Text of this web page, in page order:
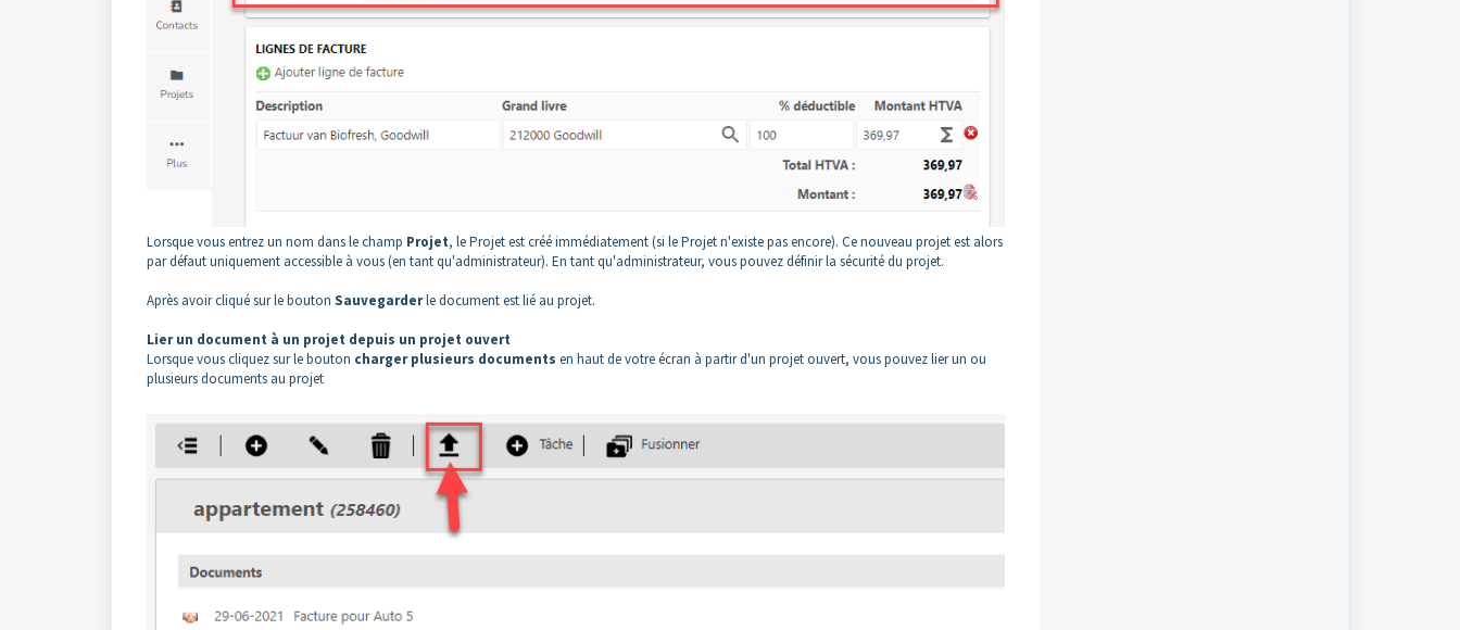
Lorsque vous entrez un nom dans le champ Projet, le Projet est créé immédiatement (si le Projet n'existe pas encore). Ce nouveau projet est alors
par défaut uniquement accessible à vous (en tant qu'administrateur). En tant qu'administrateur, vous pouvez définir la sécurité du projet.
Après avoir cliqué sur le bouton Sauvegarderle document est lié au projet.
Lier un document à un projet depuis un projet ouvert
Lorsque vous cliquez sur le bouton chargerplusieurs documents en haut de votre écran à partir d'un projet ouvert, vous pouvez lier un ou
plusieurs documents au projet